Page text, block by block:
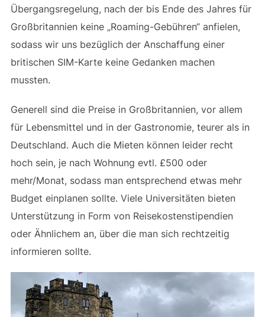
Übergangsregelung, nach der bis Ende des Jahres für
Großbritannien keine „Roaming-Gebühren“ anfielen,
sodass wir uns bezüglich der Anschaffung einer
britischen SIM-Karte keine Gedanken machen
mussten.
Generell sind die Preise in Großbritannien, vor allem
für Lebensmittel und in der Gastronomie, teurer als in
Deutschland. Auch die Mieten können leider recht
hoch sein, je nach Wohnung evtl. £500 oder
mehr/Monat, sodass man entsprechend etwas mehr
Budget einplanen sollte. Viele Universitäten bieten
Unterstützung in Form von Reisekostenstipendien
oder Ähnlichem an, über die man sich rechtzeitig
informieren sollte.